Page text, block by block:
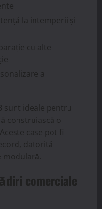
la intemperii și
cu alte
a
sunt ideale pentru
construiască o
case pot fi
datorită
comerciale